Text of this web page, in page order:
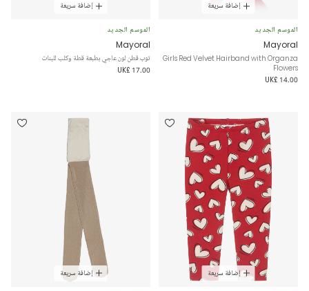
إضافة سريعة
الموسم الجديد
Mayoral
Girls Red Velvet Hairband with Organza
Flowers
UK£ 14.00
إضافة سريعة
الموسم الجديد
Mayoral
توب قطن لون عاجي بطبعة قطة وكلب للبنات
UK£ 17.00
إضافة سريعة إضافة سريعة